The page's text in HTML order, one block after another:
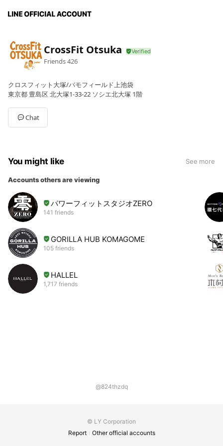
CrossFit Otsuka
Friends426
クロスフィット大塚/バモフィールド上池袋
東京都 豊島区 北大塚1-33-22 ソシエ北大塚 1階
Chat
You might like See more
Accounts others are viewing
パワーフィットスタジオZERO
141 friends
GORILLA HUB KOMAGOME
105 friends
HALLEL
1,717 friends
@824thzdq
© LY Corporation
Report
Other official accounts